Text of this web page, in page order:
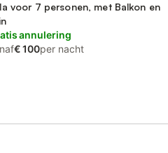
voor 7 personen, met Balkon en
annulering
€ 100per nacht